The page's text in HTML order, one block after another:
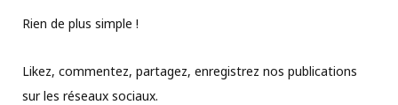
Rien de plus simple !
Likez, commentez, partagez, enregistrez nos publications
sur les réseaux sociaux.